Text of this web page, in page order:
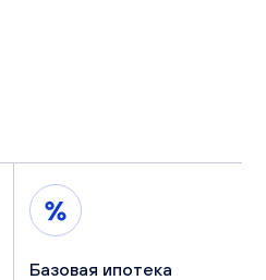
Базовая ипотека